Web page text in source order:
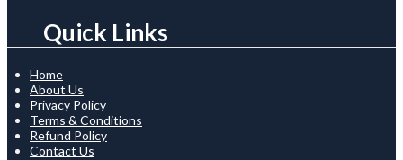
Quick Links
Home
About Us
Privacy Policy
Terms & Conditions
Refund Policy
Contact Us